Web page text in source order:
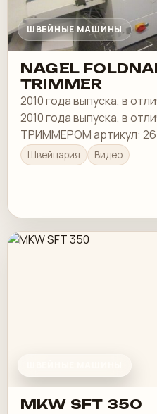
ШВЕЙНЫЕ МАШИНЫ
NAGEL
TRIMMER
2010 года выпуска, в
2010 года выпуска, в
ТРИММЕРОМ артикул:
Швейцария Видео
MKW SFT 350